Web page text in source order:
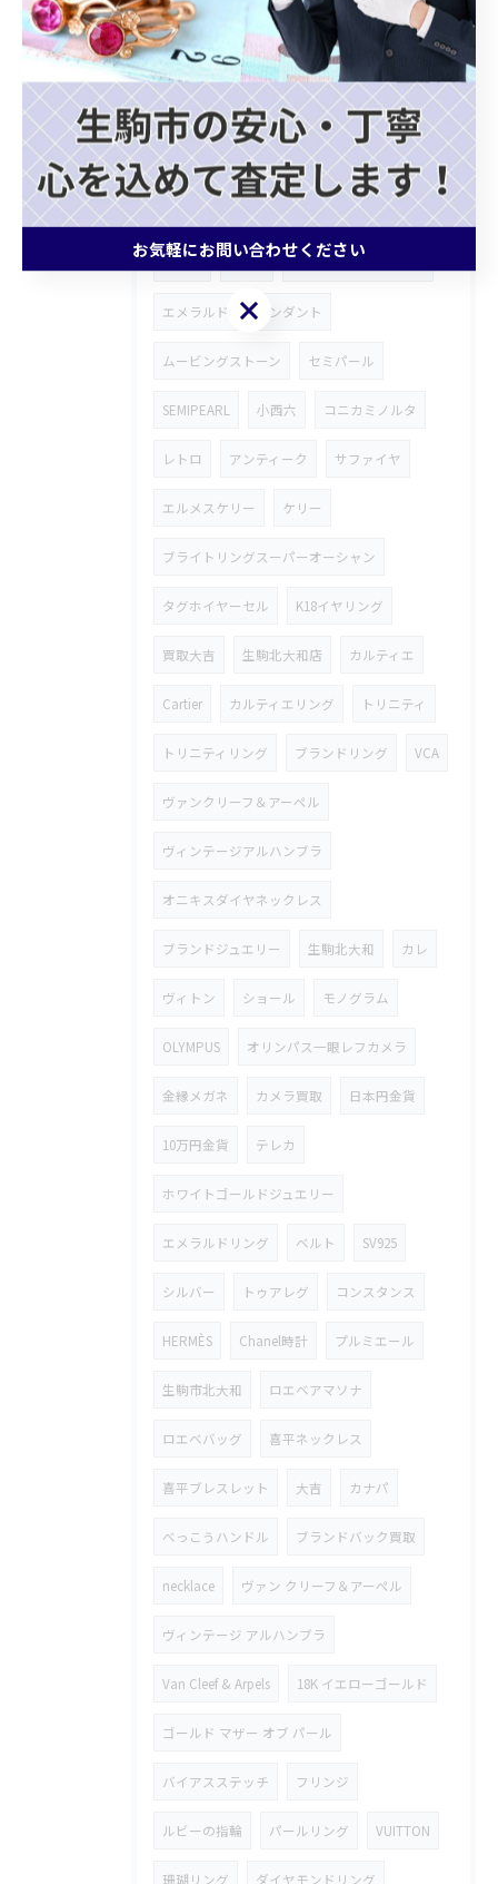
グッチショルダーバッグ
ホワイトゴールドアクセサリー
ゴールドジュエリー ブランドバッグ買取
モノグラムトリヨン 記念メダル
ブランド財布 ROLEX ロンジン
腕時計 FENDI 皇太子殿下御成婚金貨
エメラルド ペンダント
ムービングストーン セミパール
SEMIPEARL 小西六 コニカミノルタ
レトロ アンティーク サファイヤ
エルメスケリー ケリー
ブライトリングスーパーオーシャン
タグホイヤーセル K18イヤリング
買取大吉 生駒北大和店 カルティエ
Cartier カルティエリング トリニティ
トリニティリング ブランドリング VCA
ヴァンクリーフ＆アーペル
ヴィンテージアルハンブラ
オニキスダイヤネックレス
ブランドジュエリー 生駒北大和 カレ
ヴィトン ショール モノグラム
OLYMPUS オリンパス一眼レフカメラ
金縁メガネ カメラ買取 日本円金貨
10万円金貨 テレカ
ホワイトゴールドジュエリー
エメラルドリング ベルト SV925
シルバー トゥアレグ コンスタンス
HERMÈS Chanel時計 プルミエール
生駒市北大和 ロエベアマソナ
ロエベバッグ 喜平ネックレス
喜平ブレスレット 大吉 カナパ
べっこうハンドル ブランドバック買取
necklace ヴァン クリーフ＆アーペル
ヴィンテージ アルハンブラ
Van Cleef & Arpels 18K イエローゴールド
ゴールド マザー オブ パール
バイアスステッチ フリンジ
ルビーの指輪 パールリング VUITTON
珊瑚リング ダイヤモンドリング
お気軽にお問い合わせください
お気軽にお問い合わせください